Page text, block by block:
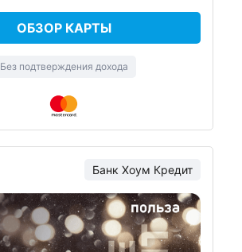
ОБЗОР КАРТЫ
Без подтверждения дохода
Банк Хоум Кредит